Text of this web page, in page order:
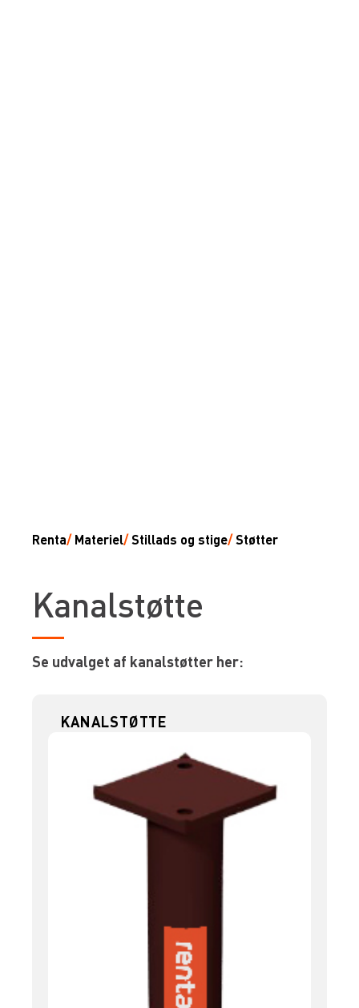
Renta/ Materiel/Stillads og stige/Støtter
Kanalstøtte
Se udvalget af kanalstøtter her:
KANALSTØTTE